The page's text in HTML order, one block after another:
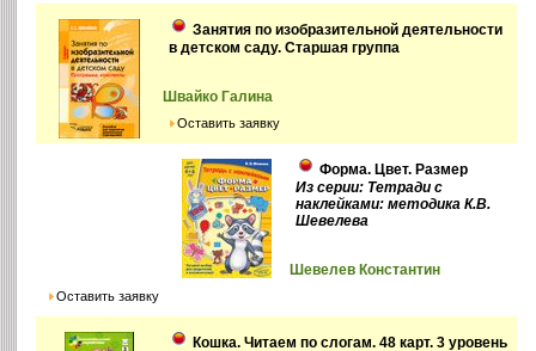
Занятия по изобразительной деятельности
в детском саду. Старшая группа
Швайко Галина
Оставить заявку
Форма. Цвет. Размер
Из серии: Тетради с
наклейками: методика К.В.
Шевелева
Шевелев Константин
Оставить заявку
Кошка. Читаем по слогам. 48 карт. 3 уровень